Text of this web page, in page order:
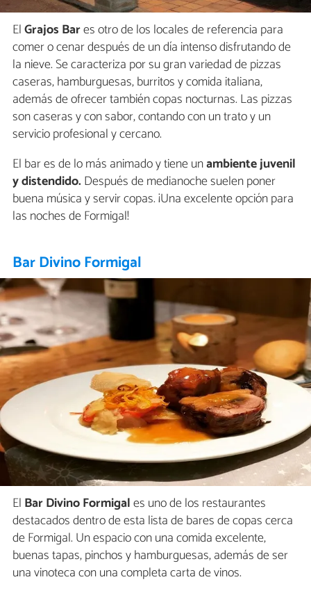
ElGrajos Bares otro de los locales de referencia para
comer o cenar después de un día intenso disfrutando de
la nieve. Se caracteriza por su gran variedad de pizzas
caseras, hamburguesas, burritos y comida italiana,
además de ofrecer también copas nocturnas. Las pizzas
son caseras y con sabor, contando con un trato y un
servicio profesional y cercano.
El bar es de lo más animado y tiene unambiente juvenil
y distendido.Después de medianoche suelen poner
buena música y servir copas. ¡Una excelente opción para
las noches de Formigal!
Bar Divino Formigal
El Bar Divino Formigales uno de los restaurantes
destacados dentro de esta lista de bares de copas cerca
de Formigal. Un espacio con una comida excelente,
buenas tapas, pinchos y hamburguesas, además de ser
una vinoteca con una completa carta de vinos.